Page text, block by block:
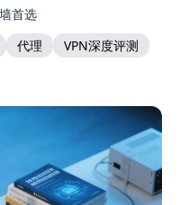
首选
代理
VPN深度评测